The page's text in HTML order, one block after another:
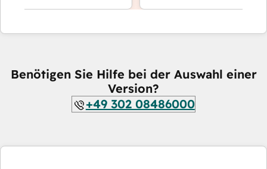
Benötigen Sie Hilfe bei der Auswahl einer
Version?
+49 302 08486000